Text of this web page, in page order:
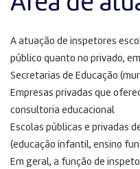
A atuação de inspetores
público quanto no privado,
Secretarias de Educação
Empresas privadas que
consultoria educacional
Escolas públicas e privadas
(educação infantil, ensino
Em geral, a função de